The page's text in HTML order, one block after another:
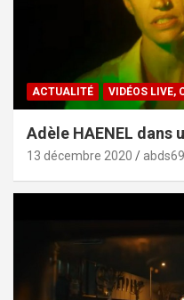
ACTUALITÉ VIDÉOS LIVE,
Adèle HAENEL dans
13 décembre 2020 abds69